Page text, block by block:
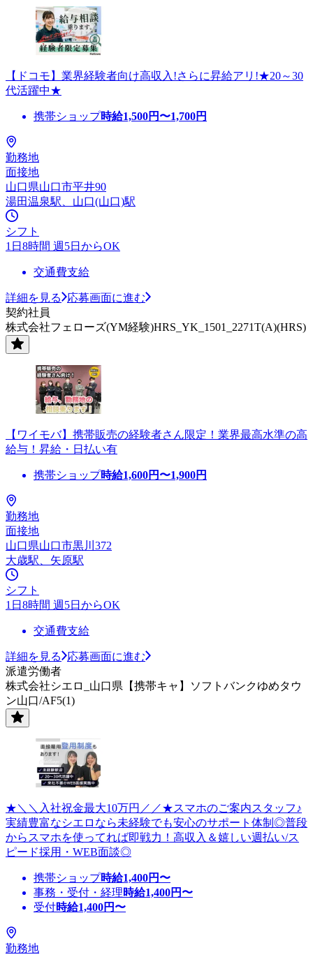
【ドコモ】業界経験者向け高収入!さらに昇給アリ!★20～30
代活躍中★
携帯ショップ時給1,500円〜1,700円
勤務地
面接地
山口県山口市平井90
湯田温泉駅、山口(山口)駅
シフト
1日8時間 週5日からOK
交通費支給
詳細を見る
応募画面に進む
契約社員
株式会社フェローズ(YM経験)HRS_YK_1501_2271T(A)(HRS)
【ワイモバ】携帯販売の経験者さん限定！業界最高水準の高
給与！昇給・日払い有
携帯ショップ時給1,600円〜1,900円
勤務地
面接地
山口県山口市黒川372
大歳駅、矢原駅
シフト
1日8時間 週5日からOK
交通費支給
詳細を見る
応募画面に進む
派遣労働者
株式会社シエロ_山口県【携帯キャ】ソフトバンクゆめタウ
ン山口/AF5(1)
★＼＼入社祝金最大10万円／／★スマホのご案内スタッフ♪
実績豊富なシエロなら未経験でも安心のサポート体制◎普段
からスマホを使ってれば即戦力！高収入＆嬉しい週払い/ス
ピード採用・WEB面談◎
携帯ショップ時給1,400円〜
事務・受付・経理時給1,400円〜
受付時給1,400円〜
勤務地